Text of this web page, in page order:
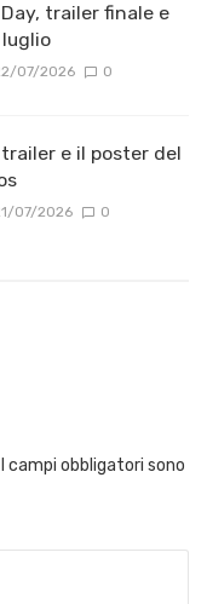
trailer finale e
07/2026 0
e il poster del
07/2026 0
I campi obbligatori sono